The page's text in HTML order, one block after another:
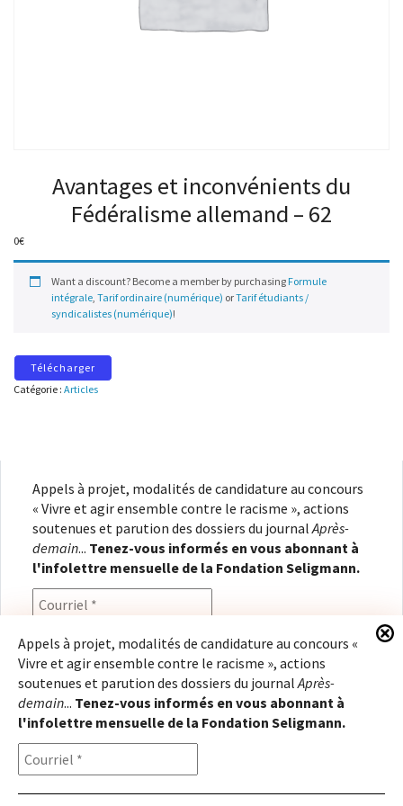
Avantages et inconvénients du
Fédéralisme allemand – 62
0€
Want a discount? Become a member by purchasing Formule
intégrale, Tarif ordinaire (numérique) orTarif étudiants /
syndicalistes (numérique)!
Télécharger
Catégorie : Articles
Appels à projet, modalités de candidature au concours
« Vivre et agir ensemble contre le racisme », actions
soutenues et parution des dossiers du journal Après-
demain... Tenez-vous informés en vous abonnant à
l'infolettre mensuelle de la Fondation Seligmann.
En renseignant votre adresse électronique, vous
consentez à recevoir l'infolettre de la Fondation
Seligmann, conformément à notrepolitique de
confidentialité. Il vous sera possible de vous
désabonner à tout moment.
Appels à projet, modalités de candidature au concours «
Vivre et agir ensemble contre le racisme », actions
soutenues et parution des dossiers du journalAprès-
demain... Tenez-vous informés en vous abonnant à
l'infolettre mensuelle de la Fondation Seligmann.